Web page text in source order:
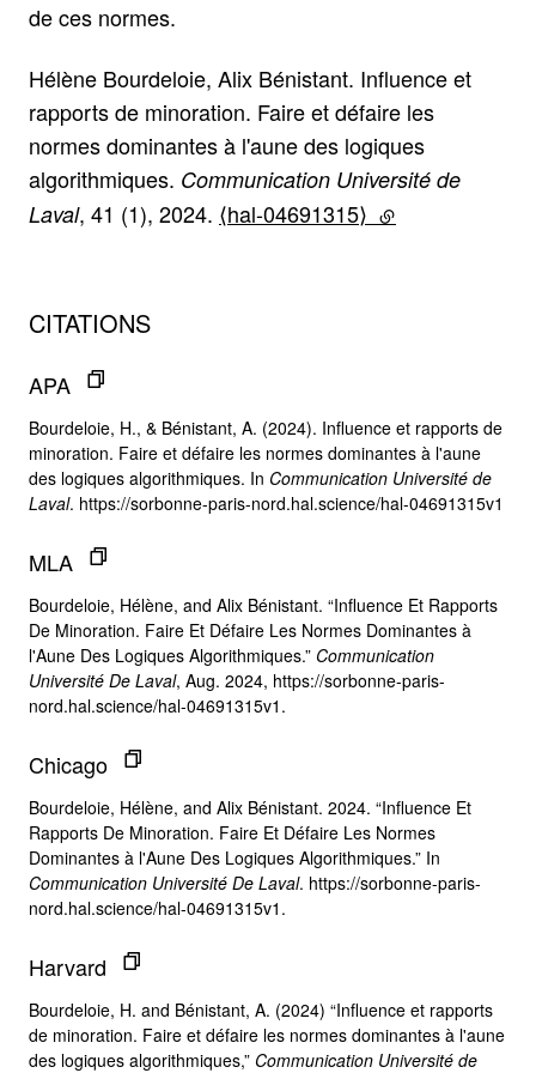
de ces normes.
Hélène Bourdeloie, Alix Bénistant. Influence et
rapports de minoration. Faire et défaire les
normes dominantes à l'aune des logiques
algorithmiques. Communication Université de
Laval, 41 (1), 2024. ⟨hal-04691315⟩ (lien externe)
CITATIONS
APA
Bourdeloie, H., & Bénistant, A. (2024). Influence et rapports de
minoration. Faire et défaire les normes dominantes à l'aune
des logiques algorithmiques. In Communication Université de
Laval. https://sorbonne-paris-nord.hal.science/hal-04691315v1
MLA
Bourdeloie, Hélène, and Alix Bénistant. “Influence Et Rapports
De Minoration. Faire Et Défaire Les Normes Dominantes à
l'Aune Des Logiques Algorithmiques.” Communication
Université De Laval, Aug. 2024, https://sorbonne-paris-
nord.hal.science/hal-04691315v1.
Chicago
Bourdeloie, Hélène, and Alix Bénistant. 2024. “Influence Et
Rapports De Minoration. Faire Et Défaire Les Normes
Dominantes à l'Aune Des Logiques Algorithmiques.” In
Communication Université De Laval. https://sorbonne-paris-
nord.hal.science/hal-04691315v1.
Harvard
Bourdeloie, H. and Bénistant, A. (2024) “Influence et rapports
de minoration. Faire et défaire les normes dominantes à l'aune
des logiques algorithmiques,” Communication Université de